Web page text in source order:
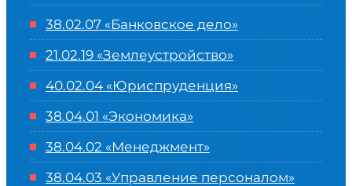
38.02.07 «Банковское дело»
21.02.19 «Землеустройство»
40.02.04 «Юриспруденция»
38.04.01 «Экономика»
38.04.02 «Менеджмент»
38.04.03 «Управление персоналом»